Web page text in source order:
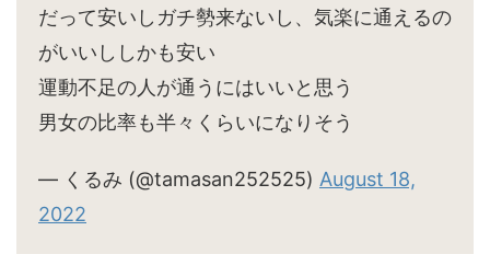
だって安いしガチ勢来ないし、気楽に通えるの
がいいししかも安い
運動不足の人が通うにはいいと思う
男女の比率も半々くらいになりそう
— くるみ (@tamasan252525) August 18,
2022